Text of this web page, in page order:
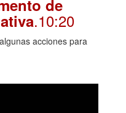
de
.10:20
acciones para